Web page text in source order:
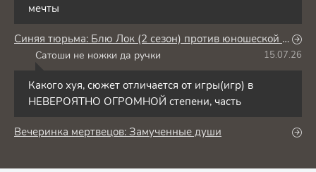
мечты
Синяя тюрьма: Блю Лок (2 сезон) против юношеской сборной Японии
Сатоши не ножки да ручки 15.07.26
Какого хуя, сюжет отличается от игры(игр) в
НЕВЕРОЯТНО ОГРОМНОЙ степени, часть
Вечеринка мертвецов: Замученные души